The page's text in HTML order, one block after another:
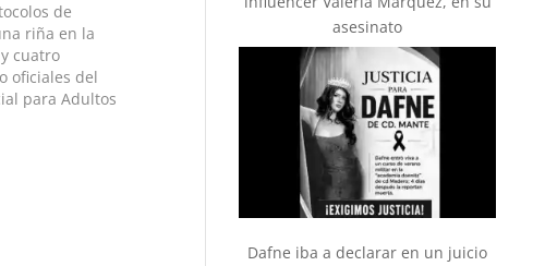
de
riña en la
cuatro
oficiales del
para Adultos
asesinato
Dafne iba a declarar en un juicio